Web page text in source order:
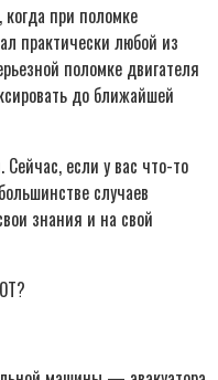
при поломке
практически любой из
поломке двигателя
до ближайшей
если у вас что-то
случаев
знания и на свой